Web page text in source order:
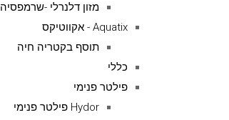
מזון דלנרלי -שרמפסיה
Aquatix - אקווטיקס
תוסף בקטריה חיה
כללי
פילטר פנימי
Hydor פילטר פנימי